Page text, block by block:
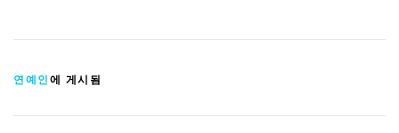
연예인에 게시됨